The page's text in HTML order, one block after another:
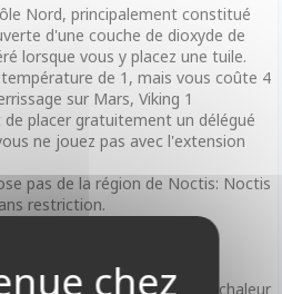
Nord, principalement constitué
d'une couche de dioxyde de
lorsque vous y placez une tuile.
de 1, mais vous coûte 4
sur Mars, Viking 1
placer gratuitement un délégué
ne jouez pas avec l'extension
pas de la région de Noctis: Noctis
restriction.
en gras : Alba Mons,
et Elysium - Mons.
combinée d'énergie et de chaleur